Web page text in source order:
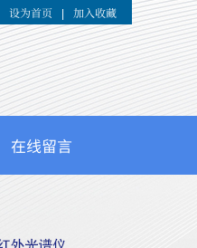
设为首页 加入收藏
在线留言